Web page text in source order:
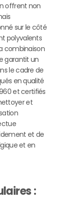
offrent non
sur le côté
polyvalents
combinaison
garantit un
le cadre de
en qualité
et certifiés
et
et de
et en
: